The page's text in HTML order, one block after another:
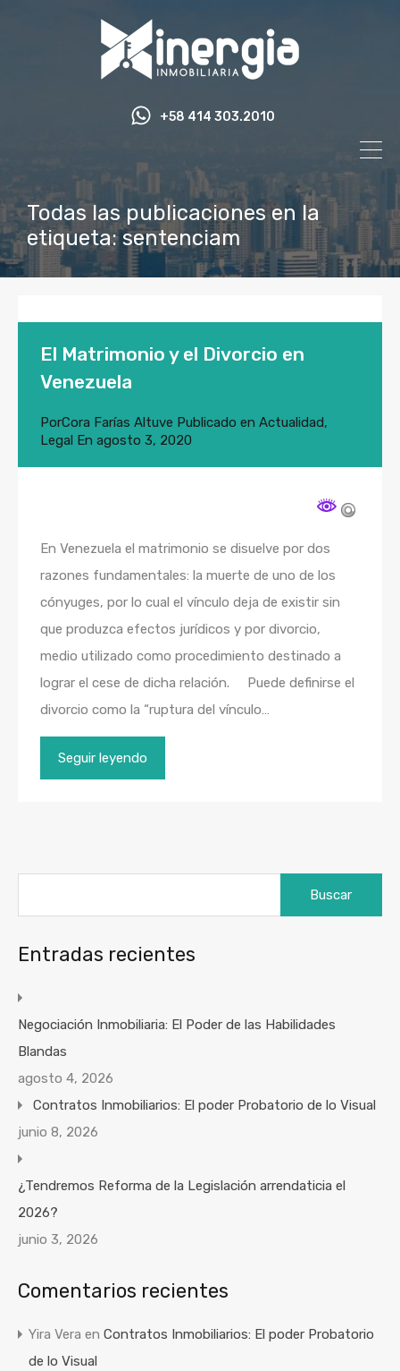
+58 414 303.2010
Todas las publicaciones en la
etiqueta: sentenciam
El Matrimonio y el Divorcio en
Venezuela
PorCora Farías Altuve Publicado en Actualidad,
Legal En agosto 3, 2020
En Venezuela el matrimonio se disuelve por dos
razones fundamentales: la muerte de uno de los
cónyuges, por lo cual el vínculo deja de existir sin
que produzca efectos jurídicos y por divorcio,
medio utilizado como procedimiento destinado a
lograr el cese de dicha relación. Puede definirse el
divorcio como la “ruptura del vínculo…
Seguir leyendo
Entradas recientes
Negociación Inmobiliaria: El Poder de las Habilidades
Blandas
agosto 4, 2026
Contratos Inmobiliarios: El poder Probatorio de lo Visual
junio 8, 2026
¿Tendremos Reforma de la Legislación arrendaticia el
2026?
junio 3, 2026
Comentarios recientes
Yira Vera en Contratos Inmobiliarios: El poder Probatorio
de lo Visual